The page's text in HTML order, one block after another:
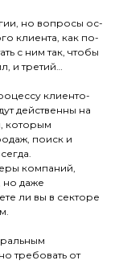
но воп­ро­сы ос­
кли­ен­та, как по­
с ним так, что­бы
и тре­тий…
кли­ен­то­
дей­ствен­ны на
которым
поиск и
компаний,
даже
ли вы в секторе
требовать от